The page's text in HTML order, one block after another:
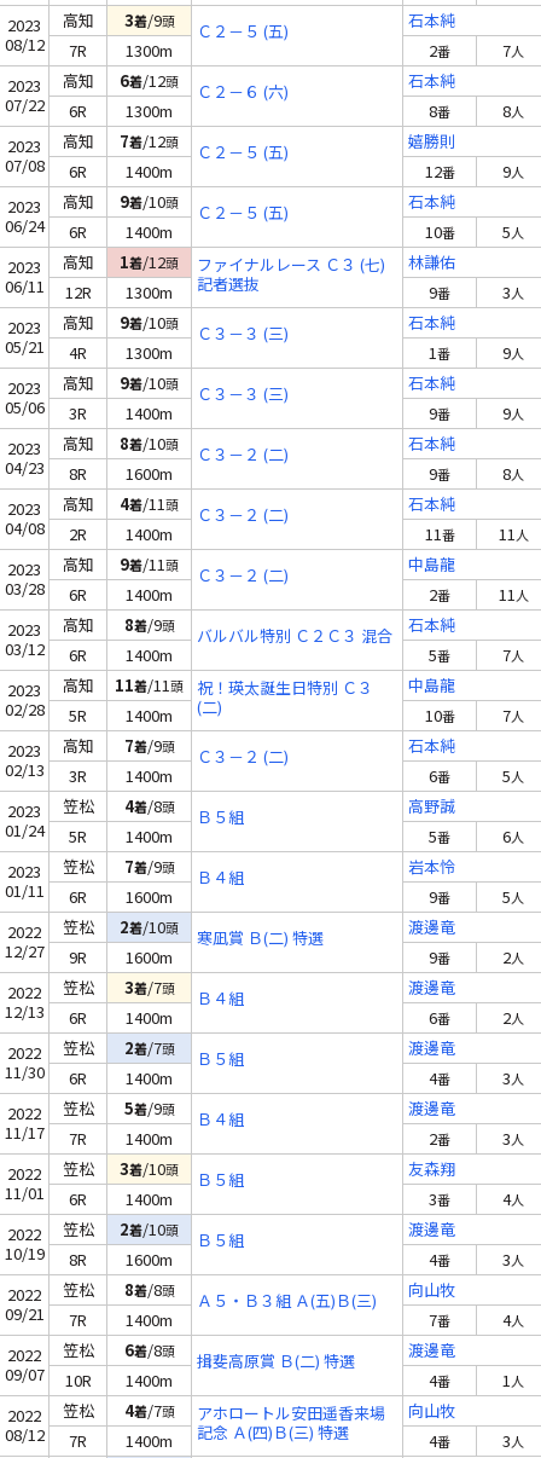
2023
08/12
高知 3着/9頭 Ｃ２－５ (五)
石本純
7R
1300m 2番 7人
2023
07/22
高知 6着/12頭 Ｃ２－６ (六)
石本純
6R
1300m 8番 8人
2023
07/08
高知 7着/12頭 Ｃ２－５ (五)
嬉勝則
6R
1400m 12番 9人
2023
06/24
高知 9着/10頭 Ｃ２－５ (五)
石本純
6R
1400m 10番 5人
2023
06/11
高知 1着/12頭
ファイナルレース Ｃ３ (七)
記者選抜
林謙佑
12R
1300m 9番 3人
2023
05/21
高知 9着/10頭 Ｃ３－３ (三)
石本純
4R
1300m 1番 9人
2023
05/06
高知 9着/10頭 Ｃ３－３ (三)
石本純
3R
1400m 9番 9人
2023
04/23
高知 8着/10頭 Ｃ３－２ (二)
石本純
8R
1600m 9番 8人
2023
04/08
高知 4着/11頭 Ｃ３－２ (二)
石本純
2R
1400m 11番 11人
2023
03/28
高知 9着/11頭 Ｃ３－２ (二)
中島龍
6R
1400m 2番 11人
2023
03/12
高知 8着/9頭 バルバル特別 Ｃ２Ｃ３ 混合
石本純
6R
1400m 5番 7人
2023
02/28
高知 11着/11頭
祝！瑛太誕生日特別 Ｃ３
(二)
中島龍
5R
1400m 10番 7人
2023
02/13
高知 7着/9頭 Ｃ３－２ (二)
石本純
3R
1400m 6番 5人
2023
01/24
笠松 4着/8頭 Ｂ５組
高野誠
5R
1400m 5番 6人
2023
01/11
笠松 7着/9頭 Ｂ４組
岩本怜
6R
1600m 9番 5人
2022
12/27
笠松 2着/10頭 寒凪賞 Ｂ(二) 特選
渡邊竜
9R
1600m 9番 2人
2022
12/13
笠松 3着/7頭 Ｂ４組
渡邊竜
6R
1400m 6番 2人
2022
11/30
笠松 2着/7頭 Ｂ５組
渡邊竜
6R
1400m 4番 3人
2022
11/17
笠松 5着/9頭 Ｂ４組
渡邊竜
7R
1400m 2番 3人
2022
11/01
笠松 3着/10頭 Ｂ５組
友森翔
6R
1400m 3番 4人
2022
10/19
笠松 2着/10頭 Ｂ５組
渡邊竜
8R
1600m 4番 3人
2022
09/21
笠松 8着/8頭 Ａ５・Ｂ３組 Ａ(五)Ｂ(三)
向山牧
7R
1400m 7番 4人
2022
09/07
笠松 6着/8頭 揖斐高原賞 Ｂ(二) 特選
渡邊竜
10R
1400m 4番 1人
2022
08/12
笠松 4着/7頭
アホロートル安田遥香来場
記念 Ａ(四)Ｂ(三) 特選
向山牧
7R
1400m 4番 3人